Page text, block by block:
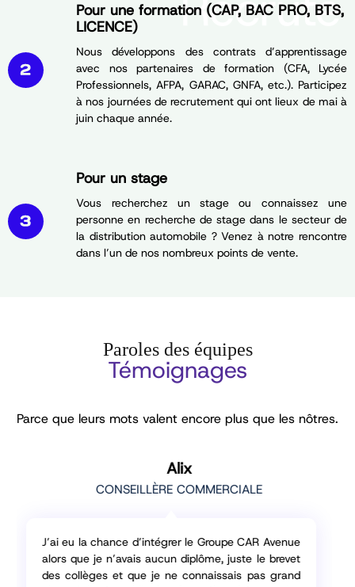
Pour une formation (CAP, BAC PRO, BTS,
LICENCE)
Nous développons des contrats d’apprentissage
avec nos partenaires de formation (CFA, Lycée
Professionnels, AFPA, GARAC, GNFA, etc.). Participez
à nos journées de recrutement qui ont lieux de mai à
juin chaque année.
Pour un stage
Vous recherchez un stage ou connaissez une
personne en recherche de stage dans le secteur de
la distribution automobile ? Venez à notre rencontre
dans l’un de nos nombreux points de vente.
Paroles des équipes
Témoignages
Parce que leurs mots valent encore plus que les nôtres.
D’abord il a fallu casser les clichés dans mon
entourage du type ”ça salit les mains !”. Le métier
de mécanicien n’est plus du tout celui d’il y a 50
Manon
MÉCANICIENNE